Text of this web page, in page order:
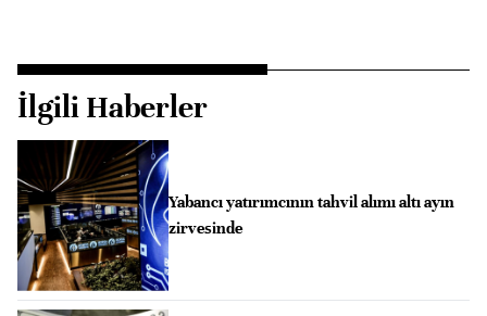
İlgili Haberler
Yabancı yatırımcının tahvil alımı altı ayın
zirvesinde